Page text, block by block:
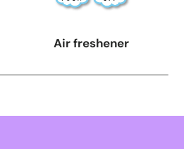
Air freshener